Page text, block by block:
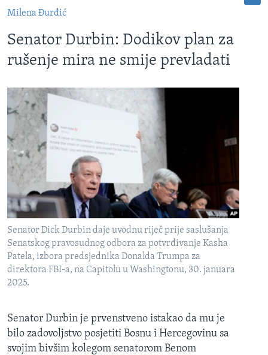
Milena Đurđić
Senator Durbin: Dodikov plan za
rušenje mira ne smije prevladati
Senator Dick Durbin daje uvodnu riječ prije saslušanja
Senatskog pravosudnog odbora za potvrđivanje Kasha
Patela, izbora predsjednika Donalda Trumpa za
direktora FBI-a, na Capitolu u Washingtonu, 30. januara
2025.
Senator Durbin je prvenstveno istakao da mu je
bilo zadovoljstvo posjetiti Bosnu i Hercegovinu sa
svojim bivšim kolegom senatorom Benom